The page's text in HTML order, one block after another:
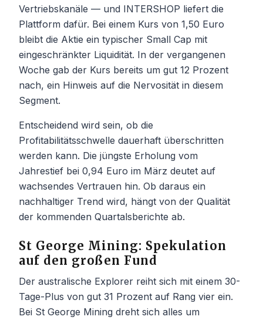
Vertriebskanäle — und INTERSHOP liefert die
Plattform dafür. Bei einem Kurs von 1,50 Euro
bleibt die Aktie ein typischer Small Cap mit
eingeschränkter Liquidität. In der vergangenen
Woche gab der Kurs bereits um gut 12 Prozent
nach, ein Hinweis auf die Nervosität in diesem
Segment.
Entscheidend wird sein, ob die
Profitabilitätsschwelle dauerhaft überschritten
werden kann. Die jüngste Erholung vom
Jahrestief bei 0,94 Euro im März deutet auf
wachsendes Vertrauen hin. Ob daraus ein
nachhaltiger Trend wird, hängt von der Qualität
der kommenden Quartalsberichte ab.
St George Mining: Spekulation
auf den großen Fund
Der australische Explorer reiht sich mit einem 30-
Tage-Plus von gut 31 Prozent auf Rang vier ein.
Bei St George Mining dreht sich alles um